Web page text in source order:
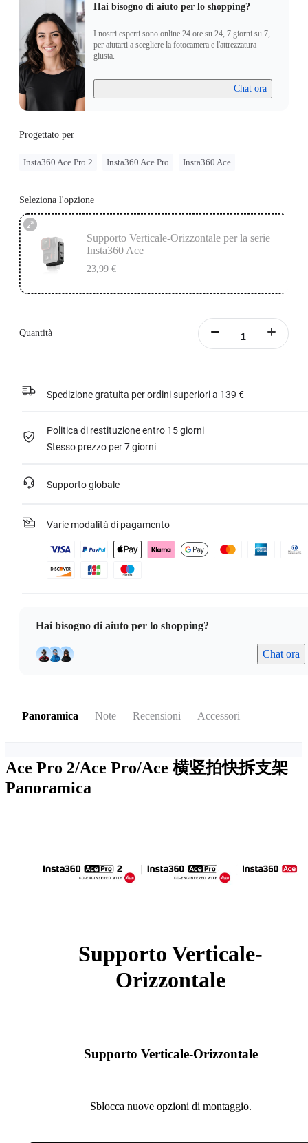
Hai bisogno di aiuto per lo shopping?
I nostri esperti sono online 24 ore su 24, 7 giorni su 7,
per aiutarti a scegliere la fotocamera e l'attrezzatura
giusta.
Chat ora
Progettato per
Insta360 Ace Pro 2 Insta360 Ace Pro Insta360 Ace
Seleziona l'opzione
Supporto Verticale-Orizzontale per la serie
Insta360 Ace
23,99 €
Quantità
Spedizione gratuita per ordini superiori a 139 €
Politica di restituzione entro 15 giorni
Stesso prezzo per 7 giorni
Supporto globale
Varie modalità di pagamento
Hai bisogno di aiuto per lo shopping?
Chat ora
Panoramica Note Recensioni Accessori
Ace Pro 2/Ace Pro/Ace 横竖拍快拆支架
Panoramica
Supporto Verticale-
Orizzontale
Supporto Verticale-Orizzontale
Sblocca nuove opzioni di montaggio.